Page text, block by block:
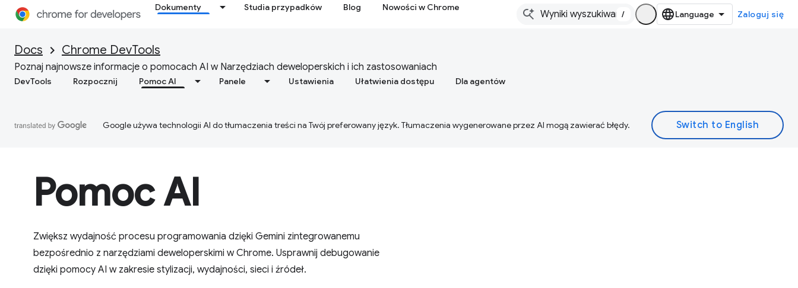
Dokumenty Studia przypadków Blog Nowości w Chrome
/ Zaloguj się
Docs Chrome DevTools
Poznaj najnowsze informacje o pomocach AI w Narzędziach deweloperskich i ich zastosowaniach
DevTools Rozpocznij Pomoc AI Panele Ustawienia Ułatwienia dostępu Dla agentów
Google używa technologii AI do tłumaczenia treści na Twój preferowany język. Tłumaczenia wygenerowane przez AI mogą zawierać błędy.
Pomoc AI
Zwiększ wydajność procesu programowania dzięki Gemini zintegrowanemu
bezpośrednio z narzędziami deweloperskimi w Chrome. Usprawnij debugowanie
dzięki pomocy AI w zakresie stylizacji, wydajności, sieci i źródeł.